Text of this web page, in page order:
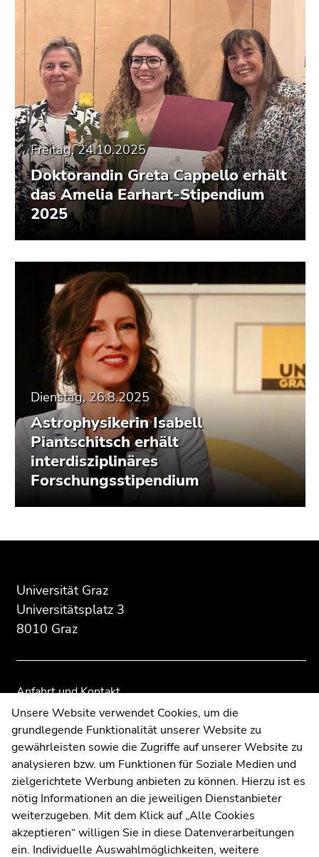
Freitag, 24.10.2025
Doktorandin Greta Cappello erhält
das Amelia Earhart-Stipendium
2025
Dienstag, 26.8.2025
Astrophysikerin Isabell
Piantschitsch erhält
interdisziplinäres
Forschungsstipendium
Seitenbereichs:
Zusatzinformationen:
Universität Graz
Universitätsplatz 3
8010 Graz
Anfahrt und Kontakt
Kommunikation und Öffentlichkeitsarbeit
Moodle
UNIGRAZonline
Impressum
Datenschutzerklärung
Cookie-Einstellungen
Barrierefreiheitserklärung
Seitenbereichs.
Übersicht
Seitenbereichs.
Übersicht
Unsere Website verwendet Cookies, um die
grundlegende Funktionalität unserer Website zu
gewährleisten sowie die Zugriffe auf unserer Website zu
analysieren bzw. um Funktionen für Soziale Medien und
zielgerichtete Werbung anbieten zu können. Hierzu ist es
nötig Informationen an die jeweiligen Dienstanbieter
weiterzugeben. Mit dem Klick auf „Alle Cookies
akzeptieren“ willigen Sie in diese Datenverarbeitungen
ein. Individuelle Auswahlmöglichkeiten, weitere